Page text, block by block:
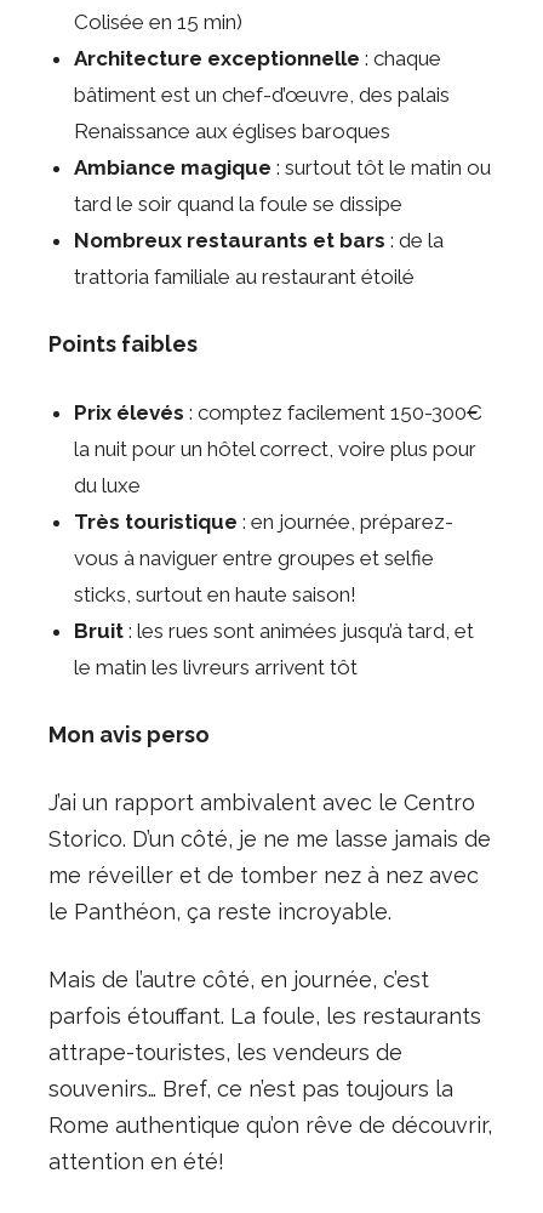
Colisée en 15 min)
Architecture exceptionnelle : chaque
bâtiment est un chef-d’œuvre, des palais
Renaissance aux églises baroques
Ambiance magique : surtout tôt le matin ou
tard le soir quand la foule se dissipe
Nombreux restaurants et bars : de la
trattoria familiale au restaurant étoilé
Points faibles
Prix élevés : comptez facilement 150-300€
la nuit pour un hôtel correct, voire plus pour
du luxe
Très touristique : en journée, préparez-
vous à naviguer entre groupes et selfie
sticks, surtout en haute saison!
Bruit : les rues sont animées jusqu’à tard, et
le matin les livreurs arrivent tôt
Mon avis perso
J’ai un rapport ambivalent avec le Centro
Storico. D’un côté, je ne me lasse jamais de
me réveiller et de tomber nez à nez avec
le Panthéon, ça reste incroyable.
Mais de l’autre côté, en journée, c’est
parfois étouffant. La foule, les restaurants
attrape-touristes, les vendeurs de
souvenirs… Bref, ce n’est pas toujours la
Rome authentique qu’on rêve de découvrir,
attention en été!